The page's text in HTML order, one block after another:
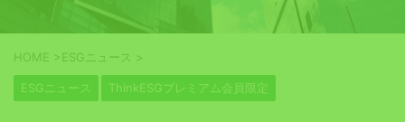
HOME >ESGニュース >
ESGニュース ThinkESGプレミアム会員限定